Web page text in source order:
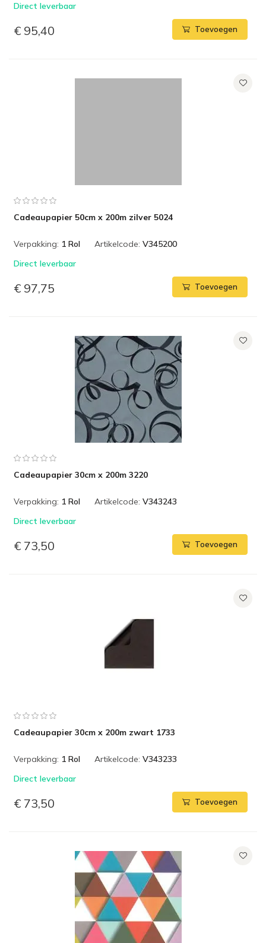
Direct leverbaar
€ 95,40 Toevoegen
Cadeaupapier 50cm x 200m zilver 5024
Verpakking: 1 Rol Artikelcode: V345200
Direct leverbaar
€ 97,75 Toevoegen
Cadeaupapier 30cm x 200m 3220
Verpakking: 1 Rol Artikelcode: V343243
Direct leverbaar
€ 73,50 Toevoegen
Cadeaupapier 30cm x 200m zwart 1733
Verpakking: 1 Rol Artikelcode: V343233
Direct leverbaar
€ 73,50 Toevoegen